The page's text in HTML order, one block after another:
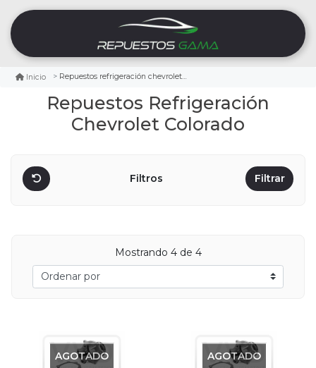
Inicio Repuestos refrigeración chevrolet colorado
Repuestos Refrigeración
Chevrolet Colorado
Filtros Filtrar
Mostrando 4de 4
AGOTADO AGOTADO